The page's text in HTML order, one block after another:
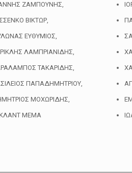
ΖΑΜΠΟΥΝΗΣ,
ΒΙΚΤΩΡ,
ΕΥΘΥΜΙΟΣ,
ΛΑΜΠΡΙΑΝΙΔΗΣ,
ΤΑΚΑΡΙΔΗΣ,
ΠΑΠΑΔΗΜΗΤΡΙΟΥ,
ΜΟΧΩΡΙΔΗΣ,
ΜΕΜΑ